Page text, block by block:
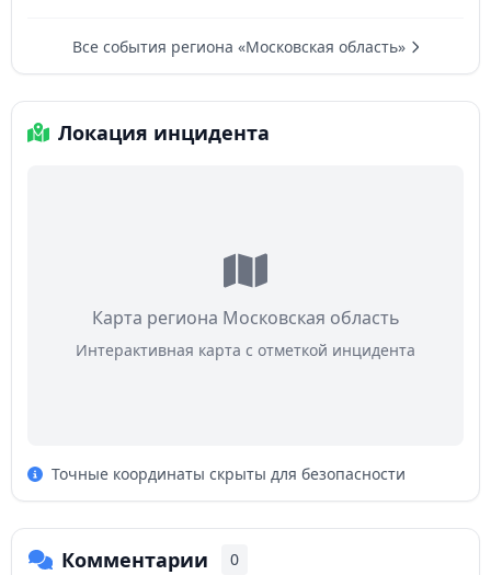
Все события региона «Московская область»
Локация инцидента
Карта региона Московская область
Интерактивная карта с отметкой инцидента
Точные координаты скрыты для безопасности
Комментарии 0